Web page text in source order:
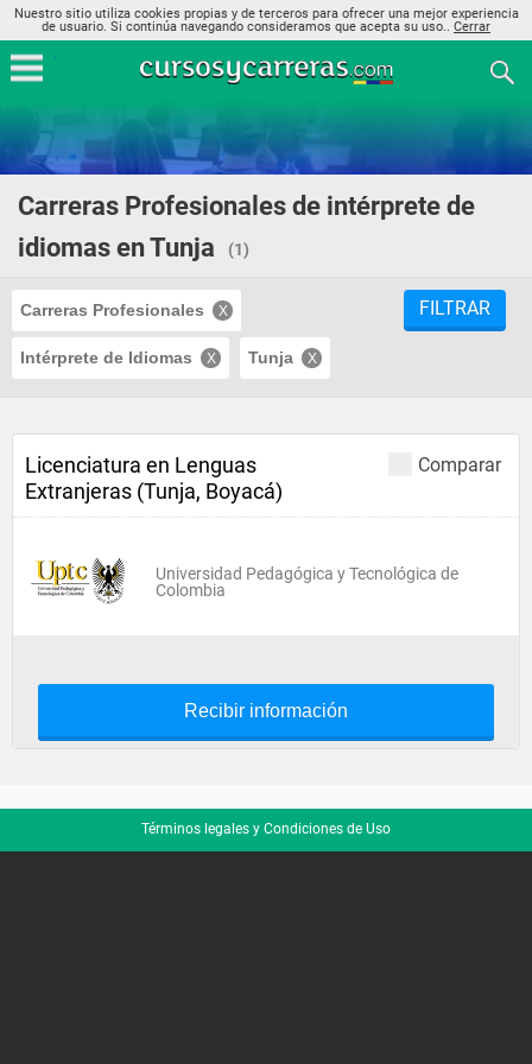
Nuestro sitio utiliza cookies propias y de terceros para ofrecer una mejor experiencia
de usuario. Si continúa navegando consideramos que acepta su uso.. Cerrar
Carreras Profesionales de intérprete de
idiomas en Tunja
(1)
Carreras Profesionales
Intérprete de Idiomas Tunja
FILTRAR
Comparar
Licenciatura en Lenguas
Extranjeras (Tunja, Boyacá)
Universidad Pedagógica y Tecnológica de
Colombia
Recibir información
Términos legales y Condiciones de Uso